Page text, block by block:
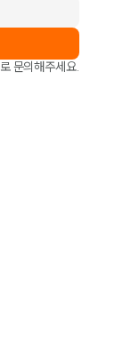
로 문의해주세요.